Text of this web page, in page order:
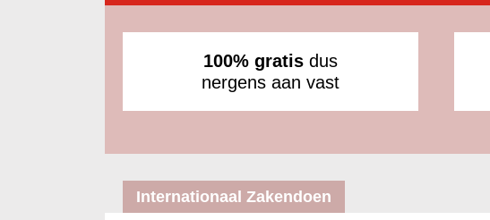
100% gratis dus
nergens aan vast
Internationaal Zakendoen